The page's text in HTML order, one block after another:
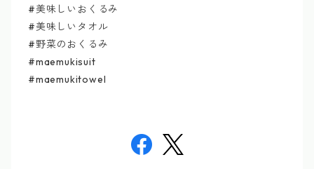
#美味しいおくるみ
#美味しいタオル
#野菜のおくるみ
#maemukisuit
#maemukitowel